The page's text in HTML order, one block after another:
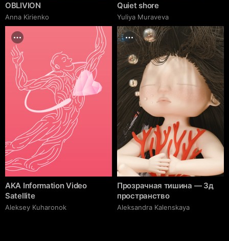
OBLIVION
Anna Kirienko
Quiet shore
Yuliya Muraveva
AKA Information Video
Satellite
Aleksey Kuharonok
Прозрачная тишина — 3д
пространство
Aleksandra Kalenskaya